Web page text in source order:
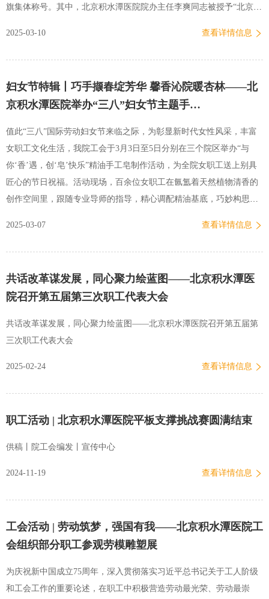
旗集体称号。其中，北京积水潭医院院办主任李爽同志被授予“北京市
得者人|物|介|绍李爽，北京积水潭医院办公室主任，国家骨科医学中
共党员。李爽同志在行政管…
2025-03-10 查看详情信息
妇女节特辑丨巧手撷春绽芳华 馨香沁院暖杏林——北
京积水潭医院举办“三八”妇女节主题手…
值此“三八”国际劳动妇女节来临之际，为彰显新时代女性风采，丰富
女职工文化生活，我院工会于3月3日至5日分别在三个院区举办“与
你‘香’遇，创‘皂’快乐”精油手工皂制作活动，为全院女职工送上别具
匠心的节日祝福。活动现场，百余位女职工在氤氲着天然植物清香的
创作空间里，跟随专业导师的指导，精心调配精油基底，巧妙构思造
与生活智慧。为烘托节日氛围，院工会还精心策划了“美丽绽放，医路
浸式美学体验既能培养艺…
2025-03-07 查看详情信息
共话改革谋发展，同心聚力绘蓝图——北京积水潭医
院召开第五届第三次职工代表大会
共话改革谋发展，同心聚力绘蓝图——北京积水潭医院召开第五届第
三次职工代表大会
2025-02-24 查看详情信息
职工活动 | 北京积水潭医院平板支撑挑战赛圆满结束
供稿丨院工会编发丨宣传中心
2024-11-19 查看详情信息
工会活动 | 劳动筑梦，强国有我——北京积水潭医院工
会组织部分职工参观劳模雕塑展
为庆祝新中国成立75周年，深入贯彻落实习近平总书记关于工人阶级
和工会工作的重要论述，在职工中积极营造劳动最光荣、劳动最崇